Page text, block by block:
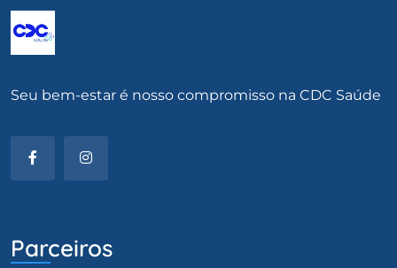
Seu bem-estar é nosso compromisso na CDC Saúde
Parceiros